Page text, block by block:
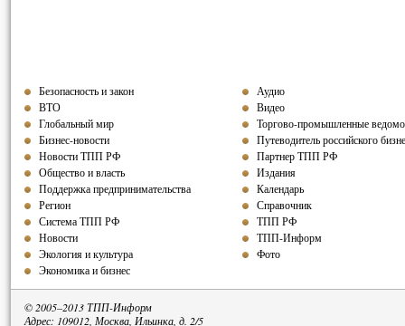
Безопасность и закон
ВТО
Глобальный мир
Бизнес-новости
Новости ТПП РФ
Общество и власть
Поддержка предпринимательства
Регион
Система ТПП РФ
Новости
Экология и культура
Экономика и бизнес
Аудио
Видео
Торгово-промышленные
Путеводитель российского
Партнер ТПП РФ
Издания
Календарь
Справочник
ТПП РФ
ТПП-Информ
Фото
© 2005–2013 ТПП-Информ
Адрес: 109012, Москва, Ильинка, д. 2/5